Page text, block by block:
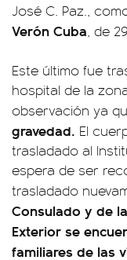
José C. Paz.,
Verón Cuba, de
Este último fue
hospital de la
observación ya
gravedad. El
trasladado al
espera de ser
trasladado
Consulado y de
Exterior se
familiares de las